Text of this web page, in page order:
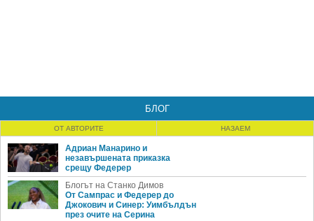
БЛОГ
ОТ АВТОРИТЕ НАЗАЕМ
Адриан Манарино и
незавършената приказка
срещу Федерер
Блогът на Станко Димов
От Сампрас и Федерер до
Джокович и Синер: Уимбълдън
през очите на Серина